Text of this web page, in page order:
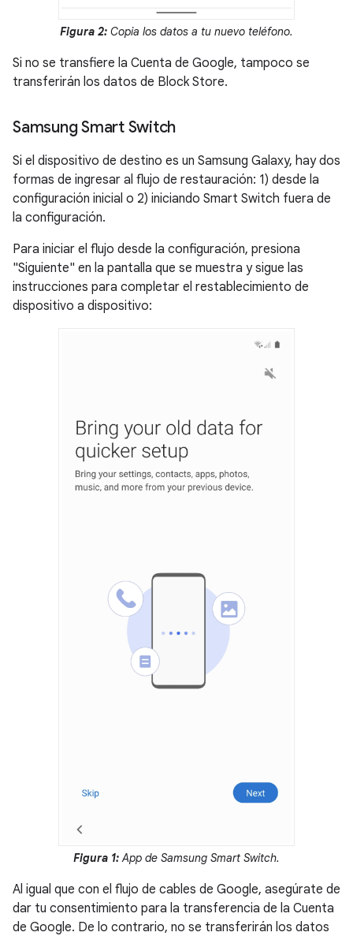
Figura 2: Copia los datos a tu nuevo teléfono.
Si no se transfiere la Cuenta de Google, tampoco se
transferirán los datos de Block Store.
Samsung Smart Switch
Si el dispositivo de destino es un Samsung Galaxy, hay dos
formas de ingresar al flujo de restauración: 1) desde la
configuración inicial o 2) iniciando Smart Switch fuera de
la configuración.
Para iniciar el flujo desde la configuración, presiona
"Siguiente" en la pantalla que se muestra y sigue las
instrucciones para completar el restablecimiento de
dispositivo a dispositivo:
Figura 1:App de Samsung Smart Switch.
Al igual que con el flujo de cables de Google, asegúrate de
dar tu consentimiento para la transferencia de la Cuenta
de Google. De lo contrario, no se transferirán los datos